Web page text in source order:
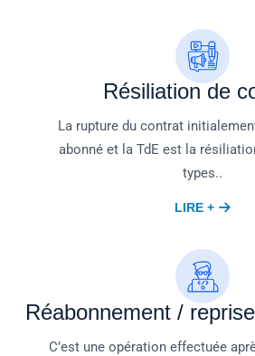
Résiliation de
La rupture du contrat
abonné et la TdE est la
types..
LIRE +
Réabonnement /
C’est une opération effectuée